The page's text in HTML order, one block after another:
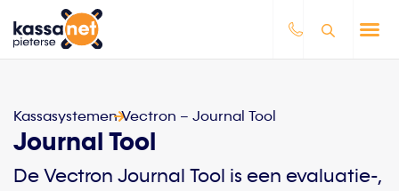
Kassasystemen Vectron – Journal Tool
Journal Tool
De Vectron Journal Tool is een evaluatie-,